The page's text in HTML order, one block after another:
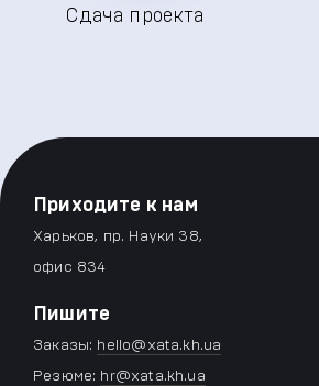
Сдача проекта
Приходите к нам
Харьков, пр. Науки 38,
офис 834
Пишите
Заказы: hello@xata.kh.ua
Резюме: hr@xata.kh.ua